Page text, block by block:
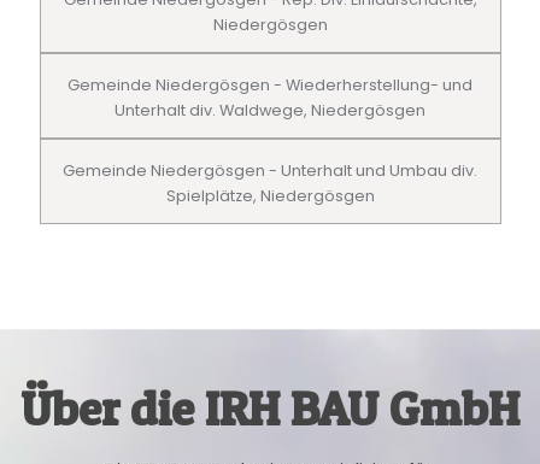
Niedergösgen
Gemeinde Niedergösgen - Wiederherstellung- und
Unterhalt div. Waldwege, Niedergösgen
Gemeinde Niedergösgen - Unterhalt und Umbau div.
Spielplätze, Niedergösgen
Über die IRH BAU GmbH